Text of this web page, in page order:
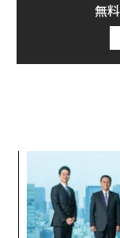
1. 将来に関する
各国ともZ世代
おいて、最も参
番目に挙げられ
無